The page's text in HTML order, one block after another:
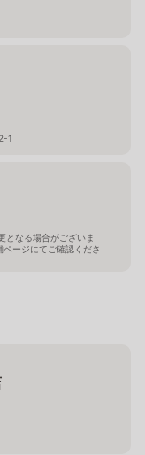
1
となる場合がございま
ージにてご確認くださ